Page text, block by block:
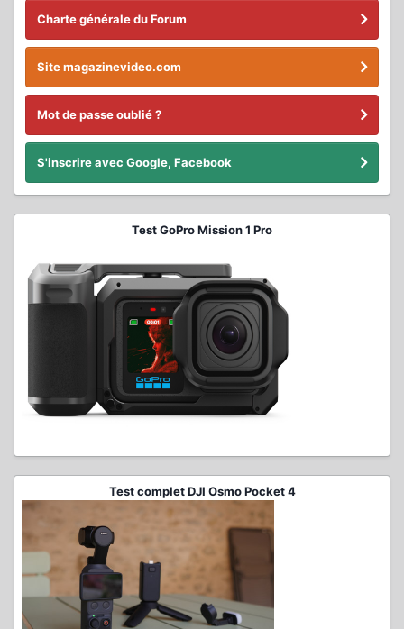
Charte générale du Forum
Site magazinevideo.com
Mot de passe oublié ?
S'inscrire avec Google, Facebook
Test GoPro Mission 1 Pro
Test complet DJI Osmo Pocket 4